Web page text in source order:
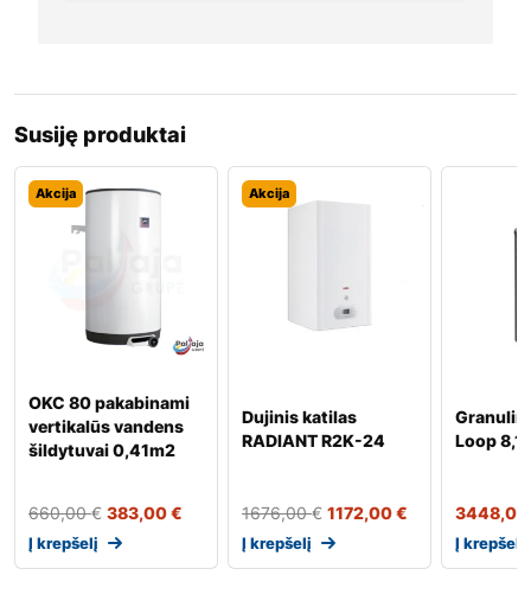
Susiję produktai
Akcija
OKC 80 pakabinami
vertikalūs vandens
šildytuvai 0,41m2
660,00€ 383,00€
Į krepšelį
Akcija
Dujinis katilas
RADIANT R2K-24
1676,00€ 1172,00€
Į krepšelį
Loop
3448,00
Į krepšelį